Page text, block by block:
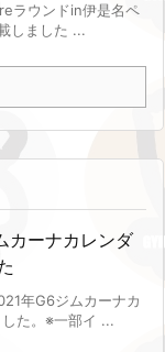
ラウンドin伊是名ペ
しました ...
カーナカレンダ
年G6ジムカーナカ
た。 ※一部イ ...